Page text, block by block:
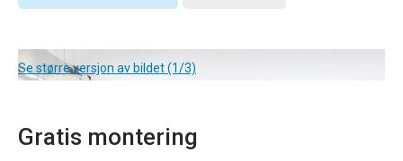
Se større versjon av bildet (1/3)
Gratis montering